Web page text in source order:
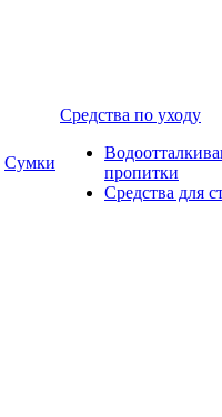
Сумки
Средства по уходу
пропитки
Средства для